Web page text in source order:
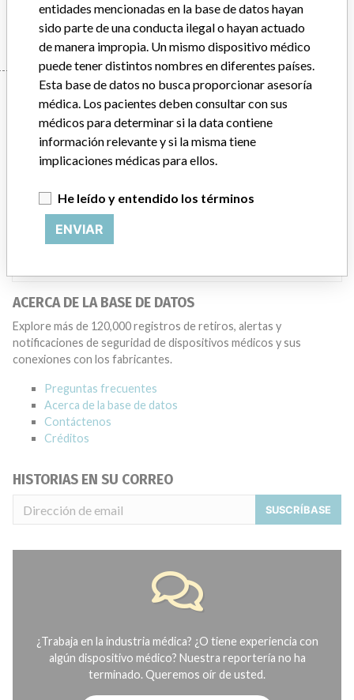
Manufacturer BECKMAN COULTER CANADA L.P.
Manufacturer
BECKMAN COULTER CANADA L.P.
Dirección del fabricante
Empresa matriz del fabricante (2017)
ACERCA DE LA BASE DE DATOS
Explore más de 120,000 registros de retiros, alertas y
notificaciones de seguridad de dispositivos médicos y sus
conexiones con los fabricantes.
Preguntas frecuentes
Acerca de la base de datos
Contáctenos
Créditos
HISTORIAS EN SU CORREO
SUSCRÍBASE
¿Trabaja en la industria médica? ¿O tiene experiencia con
algún dispositivo médico? Nuestra reportería no ha
terminado. Queremos oír de usted.
entidades mencionadas en la base de datos hayan
sido parte de una conducta ilegal o hayan actuado
de manera impropia. Un mismo dispositivo médico
puede tener distintos nombres en diferentes países.
Esta base de datos no busca proporcionar asesoría
médica. Los pacientes deben consultar con sus
médicos para determinar si la data contiene
información relevante y si la misma tiene
implicaciones médicas para ellos.
He leído y entendido los términos
ENVIAR